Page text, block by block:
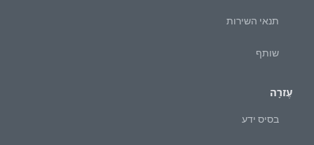
תנאי השירות
שותף
עֶזרָה
בסיס ידע